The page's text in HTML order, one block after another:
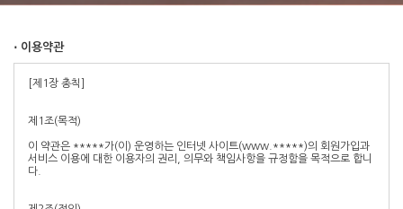
⋅ 이용약관